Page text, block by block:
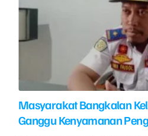
Masyarakat Bangkalan
Ganggu Kenyamanan